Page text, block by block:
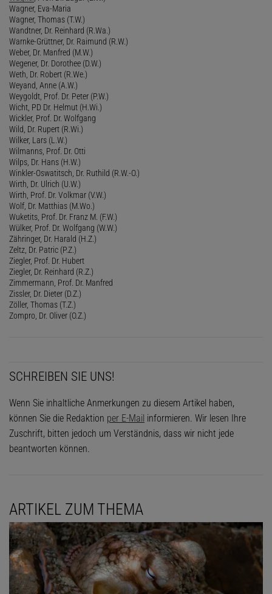
Wagner, Eva-Maria
Wagner, Thomas (T.W.)
Wandtner, Dr. Reinhard (R.Wa.)
Warnke-Grüttner, Dr. Raimund (R.W.)
Weber, Dr. Manfred (M.W.)
Wegener, Dr. Dorothee (D.W.)
Weth, Dr. Robert (R.We.)
Weyand, Anne (A.W.)
Weygoldt, Prof. Dr. Peter (P.W.)
Wicht, PD Dr. Helmut (H.Wi.)
Wickler, Prof. Dr. Wolfgang
Wild, Dr. Rupert (R.Wi.)
Wilker, Lars (L.W.)
Wilmanns, Prof. Dr. Otti
Wilps, Dr. Hans (H.W.)
Winkler-Oswatitsch, Dr. Ruthild (R.W.-O.)
Wirth, Dr. Ulrich (U.W.)
Wirth, Prof. Dr. Volkmar (V.W.)
Wolf, Dr. Matthias (M.Wo.)
Wuketits, Prof. Dr. Franz M. (F.W.)
Wülker, Prof. Dr. Wolfgang (W.W.)
Zähringer, Dr. Harald (H.Z.)
Zeltz, Dr. Patric (P.Z.)
Ziegler, Prof. Dr. Hubert
Ziegler, Dr. Reinhard (R.Z.)
Zimmermann, Prof. Dr. Manfred
Zissler, Dr. Dieter (D.Z.)
Zöller, Thomas (T.Z.)
Zompro, Dr. Oliver (O.Z.)
SCHREIBEN SIE UNS!
Wenn Sie inhaltliche Anmerkungen zu diesem Artikel haben,
können Sie die Redaktion per E-Mail informieren. Wir lesen Ihre
Zuschrift, bitten jedoch um Verständnis, dass wir nicht jede
beantworten können.
ARTIKEL ZUM THEMA